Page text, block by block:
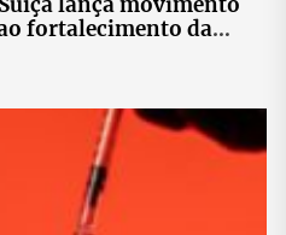
fortalecimento da